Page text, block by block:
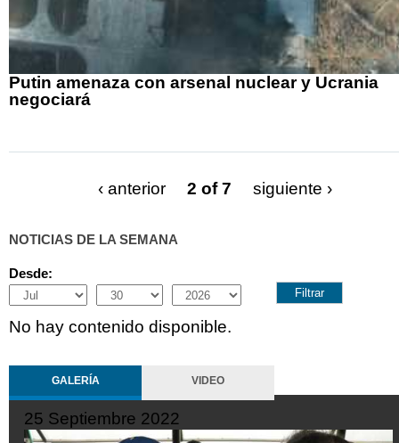
Putin amenaza con arsenal nuclear y Ucrania
negociará
‹ anterior 2 of 7 siguiente ›
NOTICIAS DE LA SEMANA
Desde:
Month
Day Year
No hay contenido disponible.
GALERÍA VIDEO
25 Septiembre 2022